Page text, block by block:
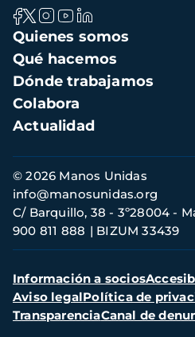
Navegación
principal
Quienes somos
Qué hacemos
Dónde trabajamos
Colabora
Actualidad
Información
de
contacto
© 2026 Manos Unidas
C/ Barquillo, 38 - 3º28004 -
900 811 888
BIZUM 33439
info@manosunidas.org
Menú
secundario
Información a socios
Aviso legalPolítica de
TransparenciaCanal de